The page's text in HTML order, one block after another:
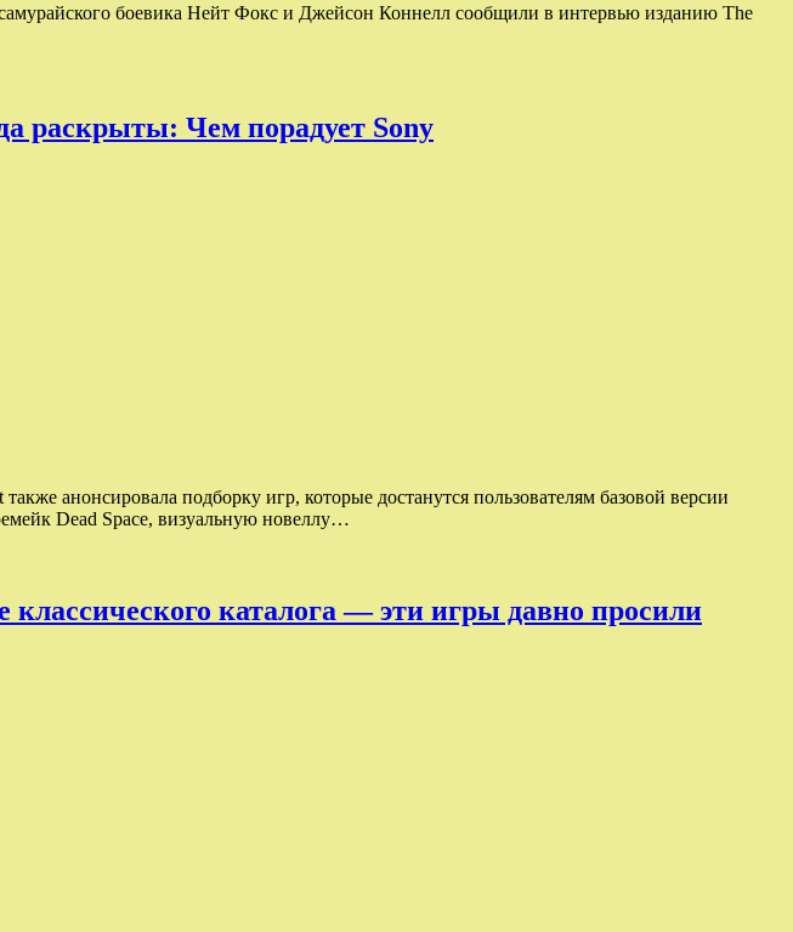
боевика Нейт Фокс и Джейсон Коннелл сообщили в интервью изданию The
раскрыты: Чем порадует Sony
анонсировала подборку игр, которые достанутся пользователям базовой версии
Dead Space, визуальную новеллу…
каталога — эти игры давно просили